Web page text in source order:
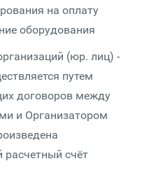
на оплату
оборудования
(юр. лиц) -
путем
договоров между
и Организатором
расчетный счёт